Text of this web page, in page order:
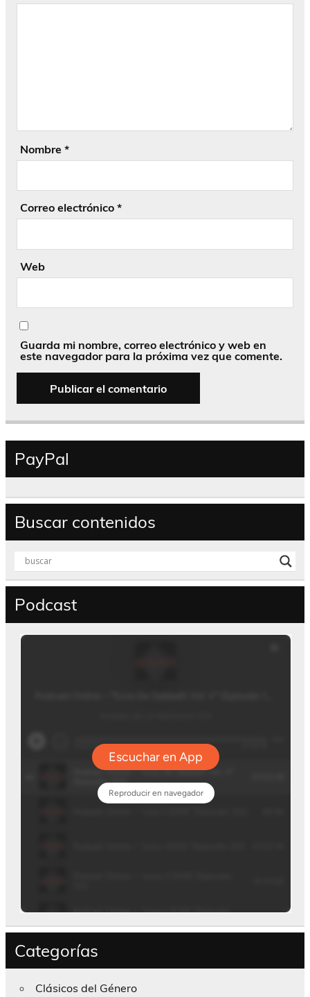
Nombre *
Correo electrónico *
Web
Guarda mi nombre, correo electrónico y web en
este navegador para la próxima vez que comente.
PayPal
Buscar contenidos
Podcast
Categorías
Clásicos del Género